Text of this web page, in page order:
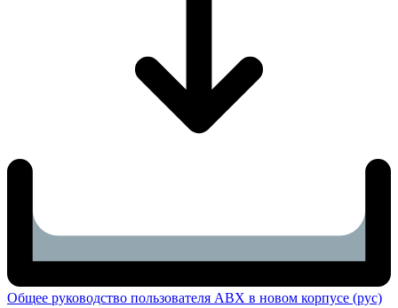
Общее руководство пользователя ABX в новом корпусе (рус)